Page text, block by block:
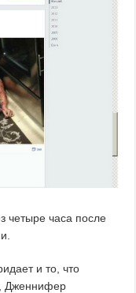
четыре часа после
и то, что
Дженнифер